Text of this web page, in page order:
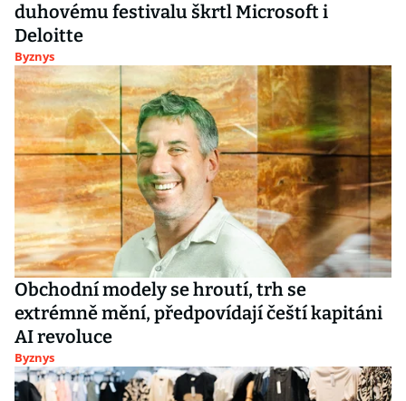
duhovému festivalu škrtl Microsoft i
Deloitte
Byznys
Obchodní modely se hroutí, trh se
extrémně mění, předpovídají čeští kapitáni
AI revoluce
Byznys